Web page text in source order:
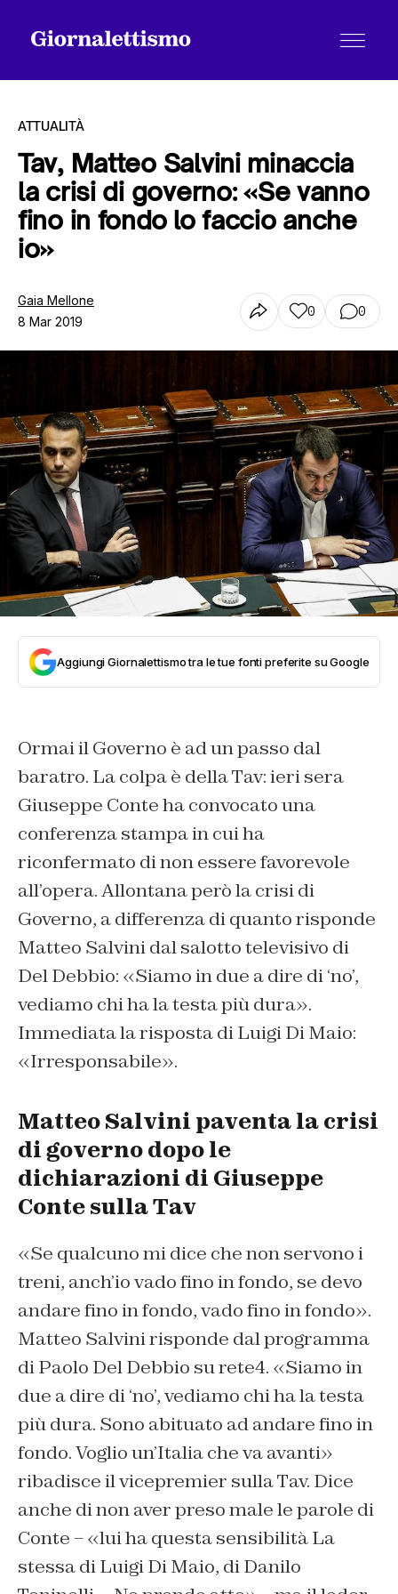
Tutti gli articoli
ATTUALITÀ
Tav, Matteo Salvini minaccia
la crisi di governo: «Se vanno
fino in fondo lo faccio anche
io»
Gaia Mellone
8 Mar 2019
0 0
Aggiungi Giornalettismo tra le tue fonti preferite su Google
Ormai il Governo è ad un passo dal
baratro. La colpa è della Tav: ieri sera
Giuseppe Conte ha convocato una
conferenza stampa in cui ha
riconfermato di non essere favorevole
all’opera. Allontana però la crisi di
Governo, a differenza di quanto risponde
Matteo Salvini dal salotto televisivo di
Del Debbio: «Siamo in due a dire di ‘no’,
vediamo chi ha la testa più dura».
Immediata la risposta di Luigi Di Maio:
«Irresponsabile».
Matteo Salvini paventa la crisi
di governo dopo le
dichiarazioni di Giuseppe
Conte sulla Tav
«Se qualcuno mi dice che non servono i
treni, anch’io vado fino in fondo, se devo
andare fino in fondo, vado fino in fondo».
Matteo Salvini risponde dal programma
di Paolo Del Debbio su rete4. «Siamo in
due a dire di ‘no’, vediamo chi ha la testa
più dura. Sono abituato ad andare fino in
fondo. Voglio un’Italia che va avanti»
ribadisce il vicepremier sulla Tav. Dice
anche di non aver preso male le parole di
Conte – «lui ha questa sensibilità La
stessa di Luigi Di Maio, di Danilo